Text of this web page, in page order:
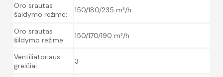
Oro srautas
šaldymo režime:
150/180/235 m³/h
Oro srautas
šildymo režime:
150/170/190 m³/h
Ventiliatoriaus
greičiai
3